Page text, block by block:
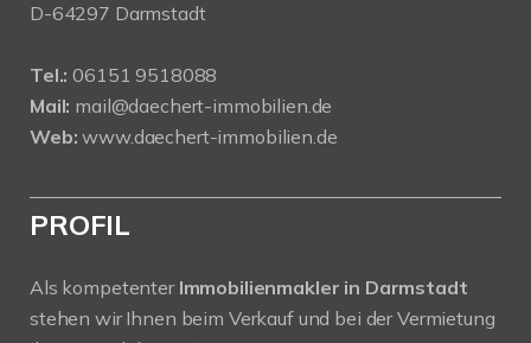
D-64297 Darmstadt
Tel.: 06151 9518088
Mail: mail@daechert-immobilien.de
Web: www.daechert-immobilien.de
PROFIL
Als kompetenter Immobilienmakler in Darmstadt
stehen wir Ihnen beim Verkauf und bei der Vermietung